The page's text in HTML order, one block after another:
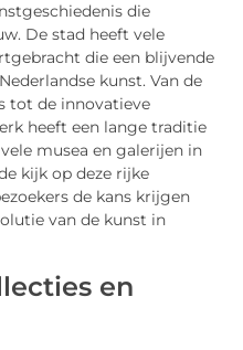
die
De stad heeft vele
die een blijvende
kunst. Van de
tot de innovatieve
heeft een lange traditie
musea en galerijen in
kijk op deze rijke
de kans krijgen
van de kunst in
en